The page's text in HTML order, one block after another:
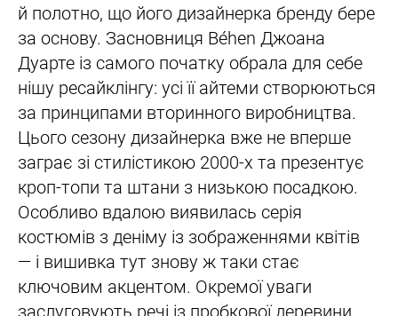
й полотно, що його дизайнерка бренду бере
за основу. Засновниця Béhen Джоана
Дуарте із самого початку обрала для себе
нішу ресайклінгу: усі її айтеми створюються
за принципами вторинного виробництва.
Цього сезону дизайнерка вже не вперше
заграє зі стилістикою 2000-х та презентує
кроп-топи та штани з низькою посадкою.
Особливо вдалою виявилась серія
костюмів з деніму із зображеннями квітів
— і вишивка тут знову ж таки стає
ключовим акцентом. Окремої уваги
заслуговують речі із пробкової деревини